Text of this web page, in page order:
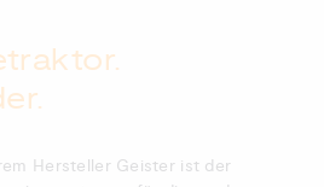
Hersteller Geister ist der